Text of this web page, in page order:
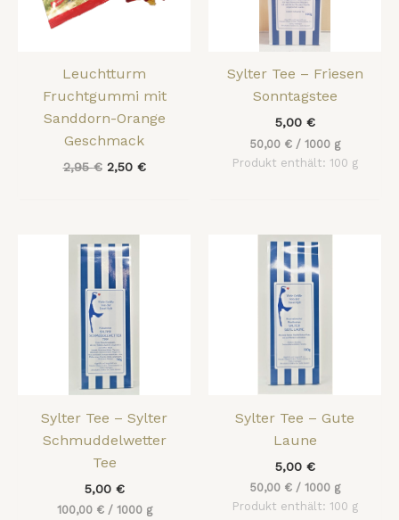
Leuchtturm
Fruchtgummi mit
Sanddorn-Orange
Geschmack
2,95€ 2,50 €
Sylter Tee – Friesen
Sonntagstee
5,00 €
50,00 € / 1000 g
Produkt enthält: 100 g
Sylter Tee – Sylter
Schmuddelwetter
Tee
5,00 €
100,00 €/ 1000 g
Sylter Tee – Gute
Laune
5,00 €
50,00 € / 1000 g
Produkt enthält: 100 g